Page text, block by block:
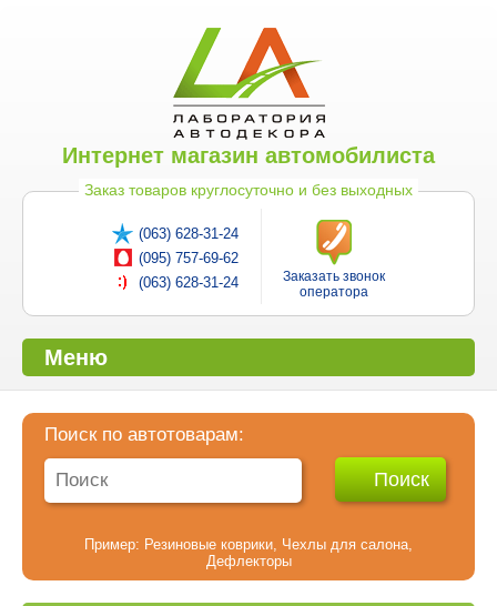
Интернет магазин автомобилиста
Заказ товаров круглосуточно и без выходных
(063) 628-31-24
(095) 757-69-62
(063) 628-31-24
Заказать звонок
оператора
Меню
Поиск по автотоварам:
Пример: Резиновые коврики Чехлы для салона
Дефлекторы